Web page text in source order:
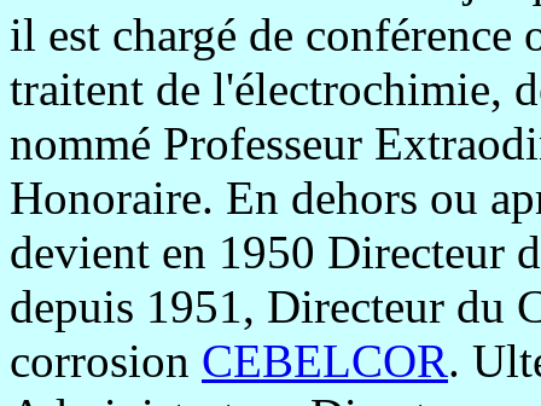
il est chargé de conférence
traitent de l'électrochimie,
nommé Professeur
Honoraire. En dehors ou
devient en 1950 Directeur
depuis 1951, Directeur du
corrosion CEBELCOR.